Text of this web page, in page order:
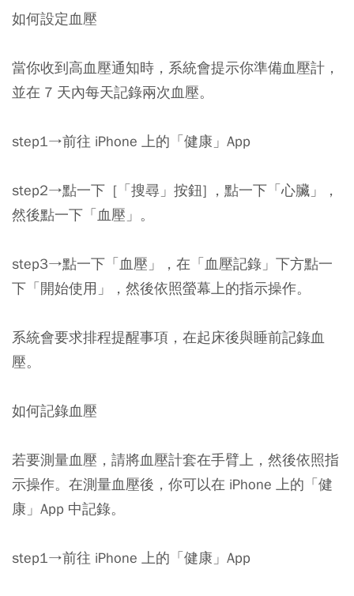
如何設定血壓
當你收到高血壓通知時，系統會提示你準備血壓計，
並在 7 天內每天記錄兩次血壓。
step1→前往 iPhone 上的「健康」App
step2→點一下 [「搜尋」按鈕] ，點一下「心臟」，
然後點一下「血壓」。
step3→點一下「血壓」，在「血壓記錄」下方點一
下「開始使用」，然後依照螢幕上的指示操作。
系統會要求排程提醒事項，在起床後與睡前記錄血
壓。
如何記錄血壓
若要測量血壓，請將血壓計套在手臂上，然後依照指
示操作。在測量血壓後，你可以在 iPhone 上的「健
康」App 中記錄。
step1→前往 iPhone 上的「健康」App